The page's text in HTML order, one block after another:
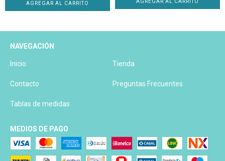
AGREGAR AL CARRITO AGREGAR AL CARRITO
NAVEGACIÓN
Inicio Tienda
Contacto Preguntas Frecuentes
Tablas de medidas
MEDIOS DE PAGO